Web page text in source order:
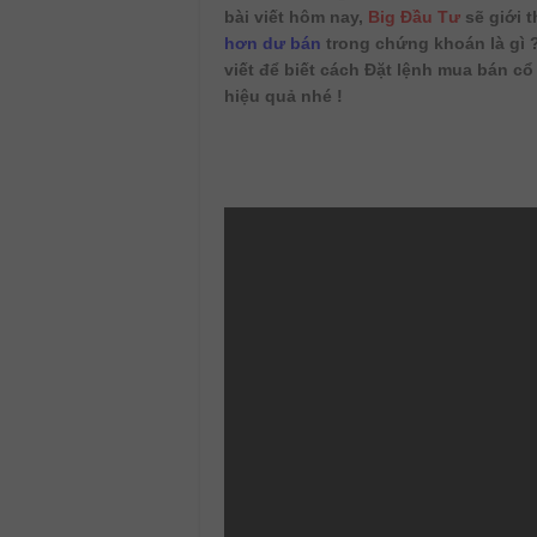
bài viết hôm nay, Big Đầu Tư sẽ giới
hơn dư bán trong chứng khoán là gì
viết để biết cách Đặt lệnh mua bán
hiệu quả nhé !